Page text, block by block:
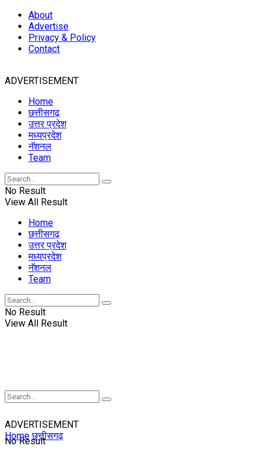
About
Advertise
Privacy & Policy
Contact
ADVERTISEMENT
Home
छत्तीसगढ़
उत्तर प्रदेश
मध्यप्रदेश
नॅशनल
Team
No Result
View All Result
Home
छत्तीसगढ़
उत्तर प्रदेश
मध्यप्रदेश
नॅशनल
Team
No Result
View All Result
No Result
ADVERTISEMENT
Home छत्तीसगढ़